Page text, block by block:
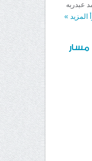
عبدربه
المزيد »